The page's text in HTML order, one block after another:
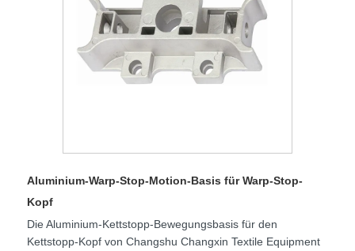
Aluminium-Warp-Stop-Motion-Basis für Warp-Stop-
Kopf
Die Aluminium-Kettstopp-Bewegungsbasis für den
Kettstopp-Kopf von Changshu Changxin Textile Equipment